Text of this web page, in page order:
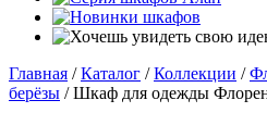
Главная / Каталог / Коллекции /
берёзы / Шкаф для одежды